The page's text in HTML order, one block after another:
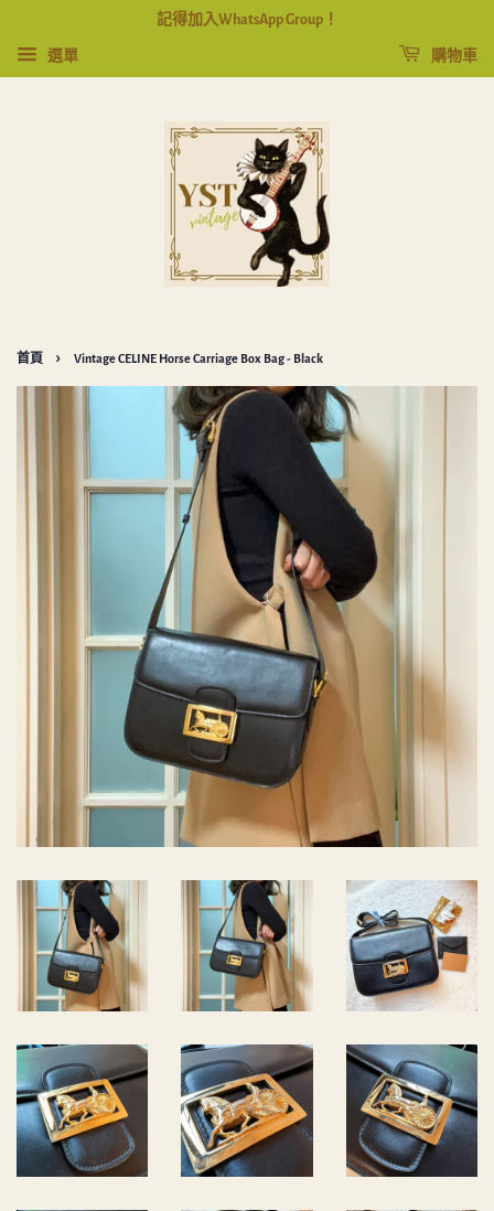
記得加入WhatsApp Group！
選單 購物車
首頁 › Vintage CELINE Horse Carriage Box Bag - Black